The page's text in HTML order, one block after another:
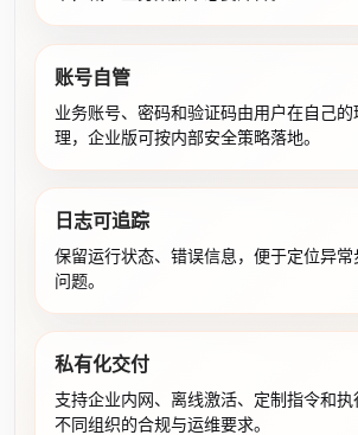
账号自管
业务账号、密码和验证码由用户在自己
理，企业版可按内部安全策略落地。
日志可追踪
保留运行状态、错误信息，便于定位异
问题。
私有化交付
支持企业内网、离线激活、定制指令和
不同组织的合规与运维要求。